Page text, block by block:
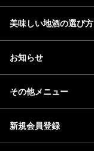
美味しい地酒の選び方
お知らせ
その他メニュー
新規会員登録